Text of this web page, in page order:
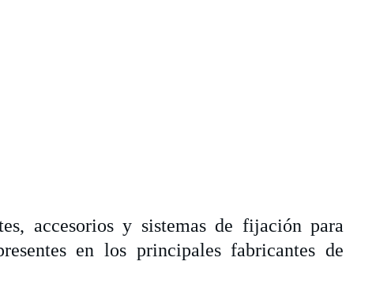
accesorios y sistemas de fijación para
en los principales fabricantes de